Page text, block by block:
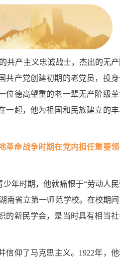
共产主义忠诚战士，杰出的无
共产党创建初期的老党员，投
位德高望重的老一辈无产阶级
一起，他为祖国和民族建立的丰
革命战争时期在党内担任重要
年时期，他就痛恨于“劳动人民
南省立第一师范学校。在校期间
的新民学会，是当时具有相当
信仰了马克思主义。1922年，他